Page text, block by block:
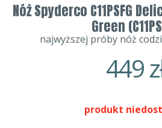
Nóż Spyderco C11PSFG
Green
najwyższej próby nóż
449
produkt